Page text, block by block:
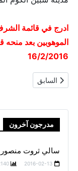
ادرج في قائمة
الموهوبين بعد منحه
16/2/2016
المقال السابق: محمد
السابق
مدرجون آخرون
سالي ثروت منصور
2016-02-13